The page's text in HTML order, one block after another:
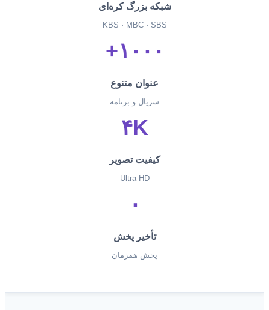
شبکه بزرگ کره‌ای
KBS · MBC · SBS
۱۰۰۰+
عنوان متنوع
سریال و برنامه
۴K
کیفیت تصویر
Ultra HD
۰
تأخیر پخش
پخش همزمان